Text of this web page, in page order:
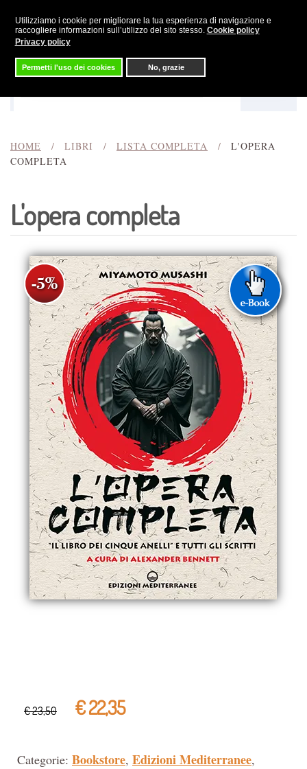
Utilizziamo i cookie per migliorare la tua esperienza di navigazione e
raccogliere informazioni sull’utilizzo del sito stesso. Cookie policy
Privacy policy
Permetti l'uso dei cookies No, grazie
Skip to main content
HOME LIBRI LISTA COMPLETA
L'OPERA
COMPLETA
L'opera completa
€ 23,50 € 22,35
Categorie: Bookstore, Edizioni Mediterranee,